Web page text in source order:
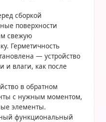
сборкой
поверхности
свежую
Герметичность
— устройство
влаги, как после
в обратном
с нужным моментом,
элементы.
функциональный